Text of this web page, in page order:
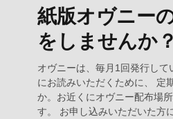
紙版オヴニー
をしませんか？
オヴニーは、毎月1回発行し
にお読みいただくために、 定
か。お近くにオヴニー配布場
す。 お申し込みいただいた方